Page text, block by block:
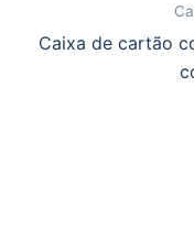
Caixa de cartão